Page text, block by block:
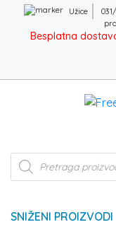
Užice
Besplatna
Products
search
SNIŽENI PROIZVODI